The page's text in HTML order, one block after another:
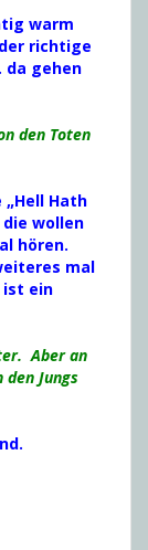
warm
richtige
gehen
den Toten
Hath
die wollen
hören.
mal
ist ein
Aber an
Jungs